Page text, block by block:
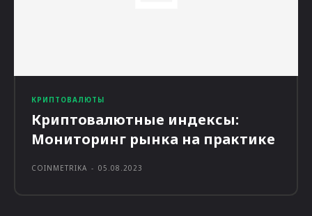
КРИПТОВАЛЮТЫ
Криптовалютные индексы:
Мониторинг рынка на практике
COINMETRIKA - 05.08.2023